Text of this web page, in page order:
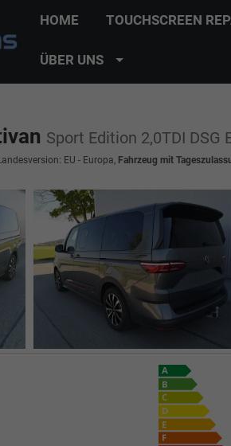
HOME TOUCHSCREEN
ÜBER UNS
Sport Edition 2,0TDI DSG
EU - Europa, Fahrzeug mit